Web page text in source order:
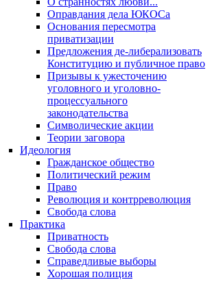
Оправдания дела ЮКОСа
Основания пересмотра
приватизации
Предложения де-либерализовать
Конституцию и публичное право
Призывы к ужесточению
уголовного и уголовно-
процессуального
законодательства
Символические акции
Теории заговора
Идеология
Гражданское общество
Политический режим
Право
Революция и контрреволюция
Свобода слова
Практика
Приватность
Свобода слова
Справедливые выборы
Хорошая полиция